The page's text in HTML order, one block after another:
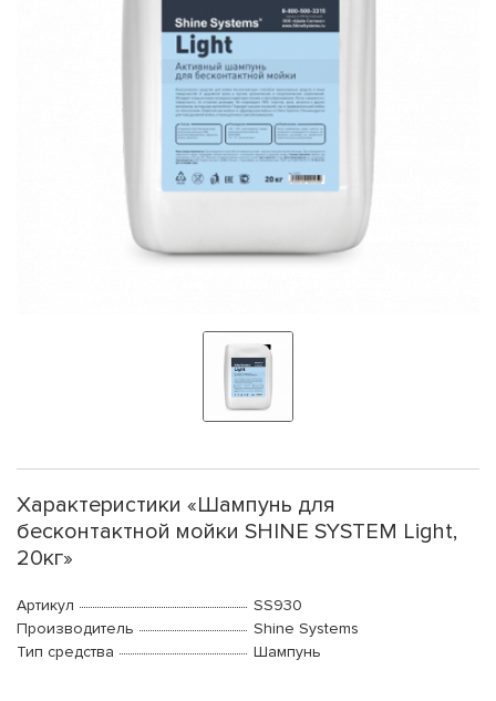
Характеристики «Шампунь для
бесконтактной мойки SHINE SYSTEM Light,
20кг»
Артикул
SS930
Производитель
Shine Systems
Тип средства
Шампунь